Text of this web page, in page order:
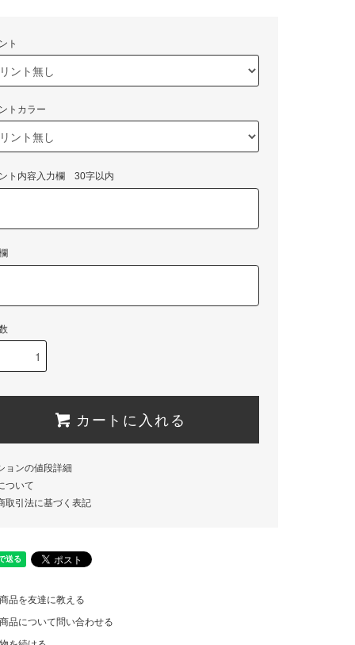
ト
トカラー
ト内容入力欄 30字以内
カートに入れる
ョンの値段詳細
ついて
取引法に基づく表記
品を友達に教える
品について問い合わせる